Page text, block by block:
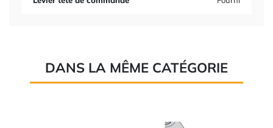
DANS LA MÊME CATÉGORIE